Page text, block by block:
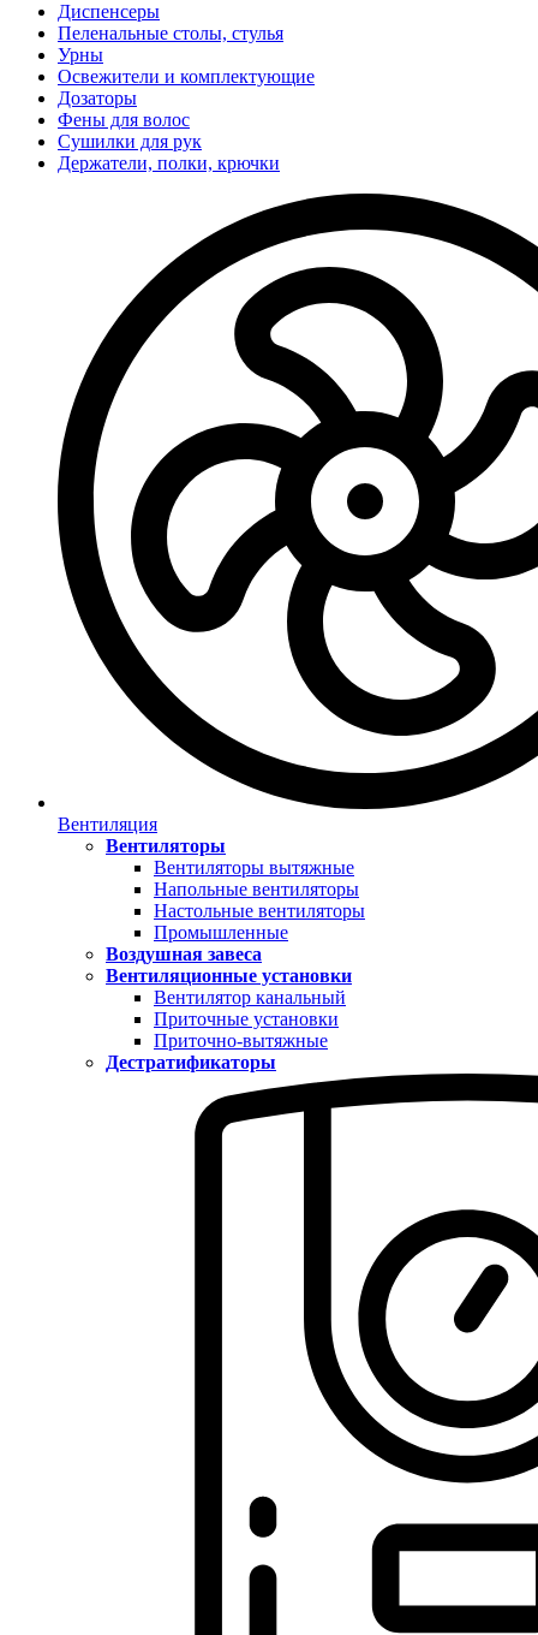
Диспенсеры
Пеленальные столы, стулья
Урны
Освежители и комплектующие
Дозаторы
Фены для волос
Сушилки для рук
Держатели, полки, крючки
Вентиляция
Вентиляторы
Вентиляторы вытяжные
Напольные вентиляторы
Настольные вентиляторы
Промышленные
Воздушная завеса
Вентиляционные установки
Вентилятор канальный
Приточные установки
Приточно-вытяжные
Дестратификаторы